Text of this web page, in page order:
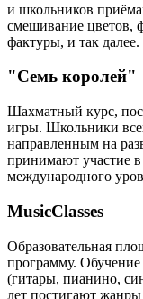
и школьников
смешивание цветов,
фактуры, и так далее.
"Семь королей"
Шахматный курс,
игры. Школьники
направленным на
принимают участие в
международного
MusicClasses
Образовательная
программу. Обучение
(гитары, пианино,
лет постигают